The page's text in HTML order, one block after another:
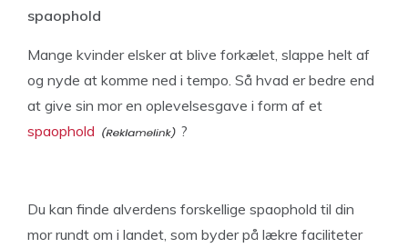
spaophold
Mange kvinder elsker at blive forkælet, slappe helt af
og nyde at komme ned i tempo. Så hvad er bedre end
at give sin mor en oplevelsesgave i form af et
spaophold
?
Du kan finde alverdens forskellige spaophold til din
mor rundt om i landet, som byder på lækre faciliteter